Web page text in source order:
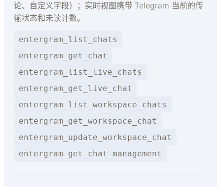
论、自定义字段）；实时视图携带 Telegram 当前的传
输状态和未读计数。
entergram_list_chats
entergram_get_chat
entergram_list_live_chats
entergram_get_live_chat
entergram_list_workspace_chats
entergram_get_workspace_chat
entergram_update_workspace_chat
entergram_get_chat_management